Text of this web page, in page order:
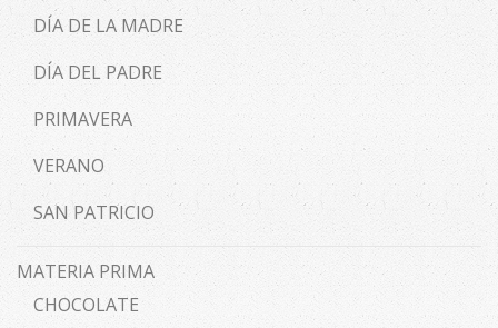
DÍA DE LA MADRE
DÍA DEL PADRE
PRIMAVERA
VERANO
SAN PATRICIO
MATERIA PRIMA
CHOCOLATE